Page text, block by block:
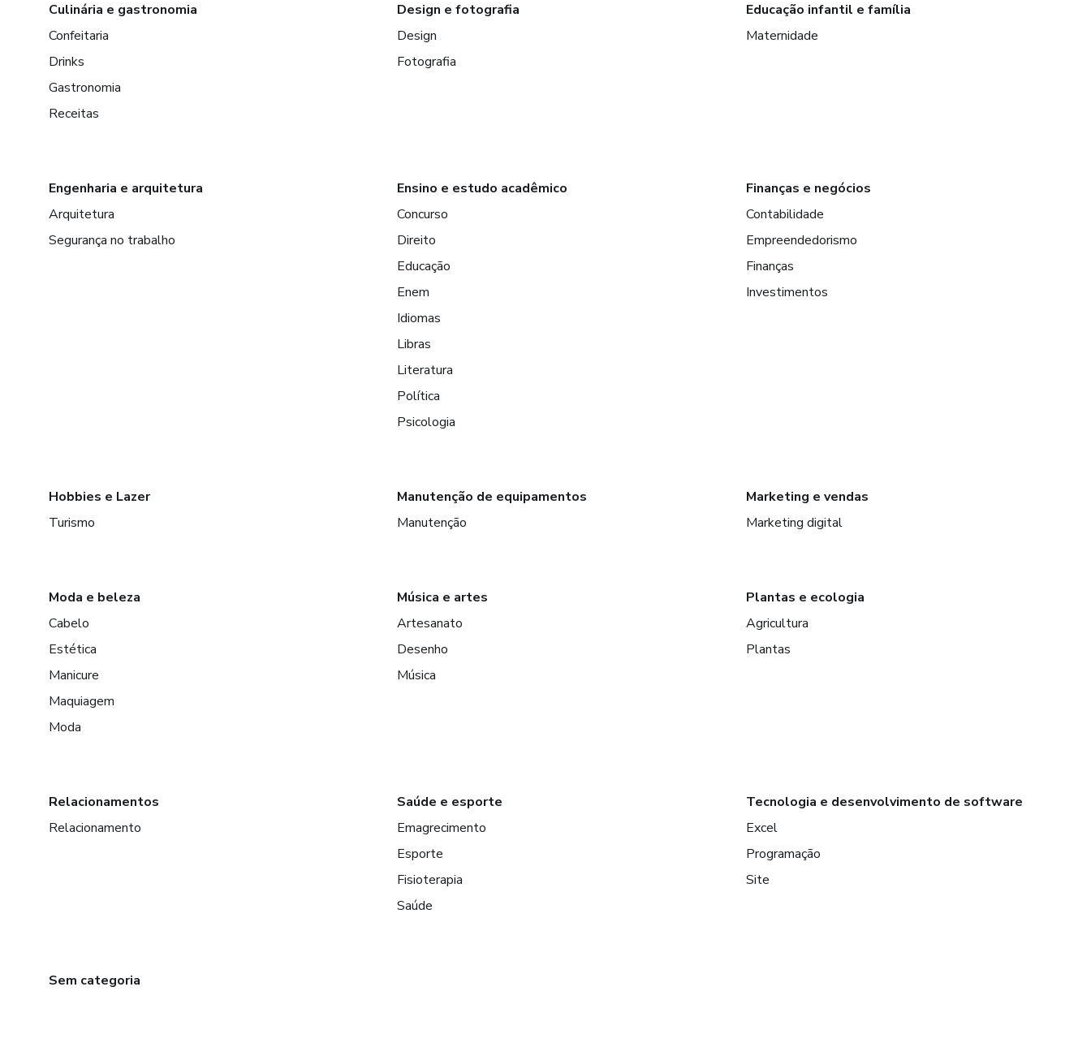
Culinária e gastronomia
Confeitaria
Drinks
Gastronomia
Receitas
Design e fotografia
Design
Fotografia
Educação infantil e família
Maternidade
Engenharia e arquitetura
Arquitetura
Segurança no trabalho
Ensino e estudo acadêmico
Concurso
Direito
Educação
Enem
Idiomas
Libras
Literatura
Política
Psicologia
Finanças e negócios
Contabilidade
Empreendedorismo
Finanças
Investimentos
Hobbies e Lazer
Turismo
Manutenção de equipamentos
Manutenção
Marketing e vendas
Marketing digital
Moda e beleza
Cabelo
Estética
Manicure
Maquiagem
Moda
Música e artes
Artesanato
Desenho
Música
Plantas e ecologia
Agricultura
Plantas
Relacionamentos
Relacionamento
Saúde e esporte
Emagrecimento
Esporte
Fisioterapia
Saúde
Tecnologia e desenvolvimento de software
Excel
Programação
Site
Sem categoria